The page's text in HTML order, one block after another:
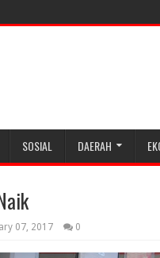
SOSIAL DAERAH
07, 2017 0